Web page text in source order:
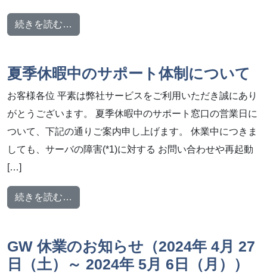
続きを読む…
夏季休暇中のサポート体制について
お客様各位 平素は弊社サービスをご利用いただき誠にあり
がとうございます。 夏季休暇中のサポート窓口の営業日に
ついて、下記の通りご案内申し上げます。 休業中につきま
しても、サーバの障害(*1)に対する お問い合わせや再起動
[…]
続きを読む…
GW 休業のお知らせ（2024年 4月 27
日（土）～ 2024年 5月 6日（月））